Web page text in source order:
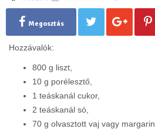
Megosztás
Hozzávalók:
800 g liszt,
10 g porélesztő,
1 teáskanál cukor,
2 teáskanál só,
70 g olvasztott vaj vagy margarin,